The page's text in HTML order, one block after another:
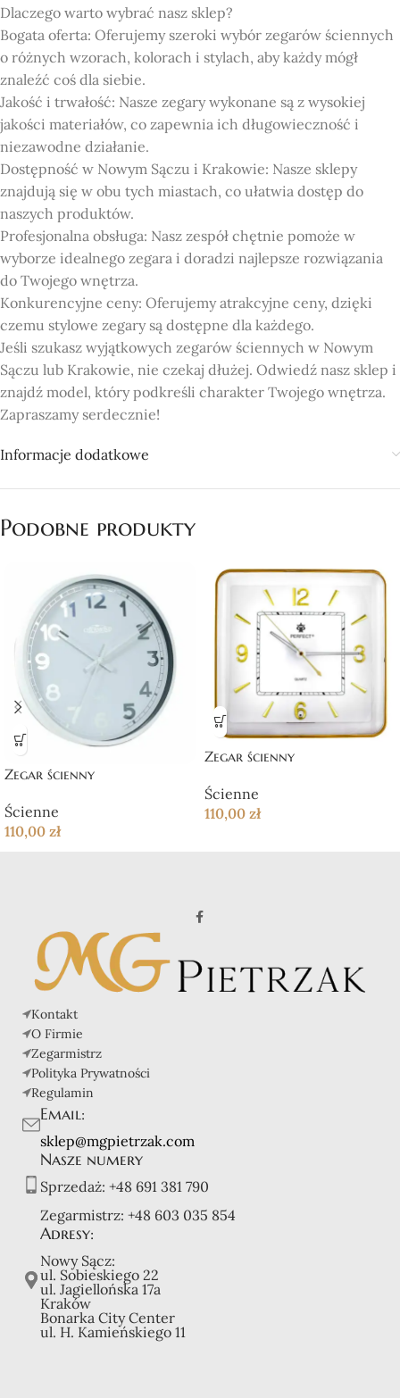
Dlaczego warto wybrać nasz sklep?
Bogata oferta: Oferujemy szeroki wybór zegarów ściennych
o różnych wzorach, kolorach i stylach, aby każdy mógł
znaleźć coś dla siebie.
Jakość i trwałość: Nasze zegary wykonane są z wysokiej
jakości materiałów, co zapewnia ich długowieczność i
niezawodne działanie.
Dostępność w Nowym Sączu i Krakowie: Nasze sklepy
znajdują się w obu tych miastach, co ułatwia dostęp do
naszych produktów.
Profesjonalna obsługa: Nasz zespół chętnie pomoże w
wyborze idealnego zegara i doradzi najlepsze rozwiązania
do Twojego wnętrza.
Konkurencyjne ceny: Oferujemy atrakcyjne ceny, dzięki
czemu stylowe zegary są dostępne dla każdego.
Jeśli szukasz wyjątkowych zegarów ściennych w Nowym
Sączu lub Krakowie, nie czekaj dłużej. Odwiedź nasz sklep i
znajdź model, który podkreśli charakter Twojego wnętrza.
Zapraszamy serdecznie!
Informacje dodatkowe
Podobne produkty
Zegar ścienny
Ścienne
110,00 zł
Zegar ścienny
Ścienne
110,00 zł
Kontakt
O Firmie
Zegarmistrz
Polityka Prywatności
Regulamin
Email:
sklep@mgpietrzak.com
Nasze numery
Sprzedaż: +48 691 381 790
Zegarmistrz: +48 603 035 854
Adresy:
Nowy Sącz:
ul. Sobieskiego 22
ul. Jagiellońska 17a
Kraków
Bonarka City Center
ul. H. Kamieńskiego 11